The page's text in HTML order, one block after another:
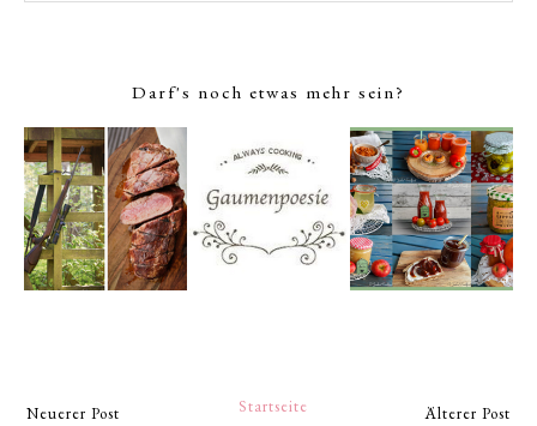
Darf's noch etwas mehr sein?
Neuerer Post Älterer Post
Startseite